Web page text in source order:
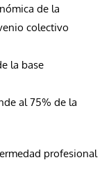
de la
colectivo
la base
al 75% de la
profesional